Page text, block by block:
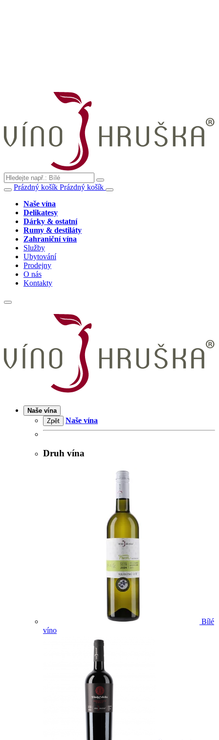
Prázdný košík Prázdný košík
Naše vína
Delikatesy
Dárky & ostatní
Rumy & destiláty
Zahraniční vína
Služby
Ubytování
Prodejny
O nás
Kontakty
Naše vína
Zpět
Naše vína
Druh vína
Bílé
víno